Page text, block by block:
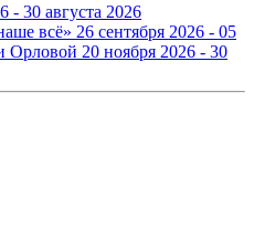
- 30 августа 2026
всё» 26 сентября 2026 - 05
Орловой 20 ноября 2026 - 30